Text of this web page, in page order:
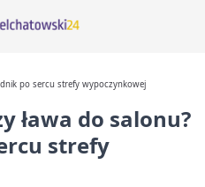
po sercu strefy wypoczynkowej
ława do salonu?
strefy